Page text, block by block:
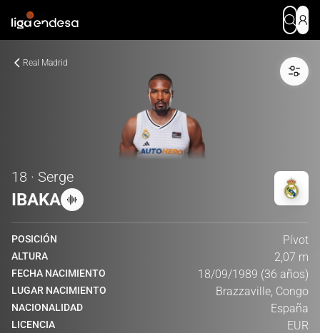
Real Madrid
18 · Serge
IBAKA
POSICIÓN Pívot
ALTURA 2,07 m
FECHA NACIMIENTO 18/09/1989 (36 años)
LUGAR NACIMIENTO Brazzaville, Congo
NACIONALIDAD España
LICENCIA EUR